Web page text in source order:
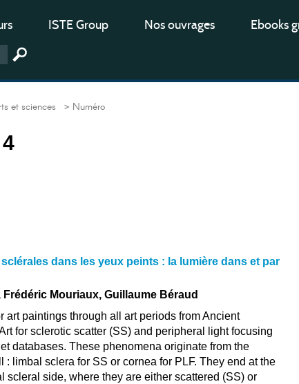
ISTE Group Nos ouvrages Ebooks
et sciences > Numéro
dans les yeux peints : la lumière dans et par
Mouriaux, Guillaume Béraud
art paintings through all art periods from Ancient
for sclerotic scatter (SS) and peripheral light focusing
databases. These phenomena originate from the
limbal sclera for SS or cornea for PLF. They end at the
scleral side, where they are either scattered (SS) or